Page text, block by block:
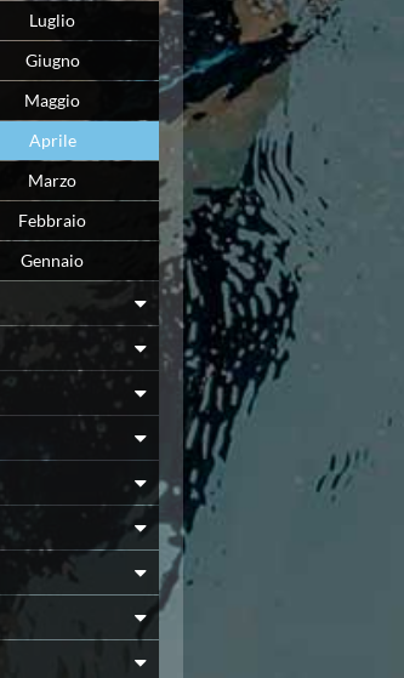
Luglio
Giugno
Maggio
Aprile
Marzo
Febbraio
Gennaio